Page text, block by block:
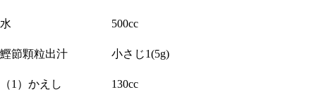
水 500cc
鰹節顆粒出汁 小さじ1(5g)
（1）かえし 130cc